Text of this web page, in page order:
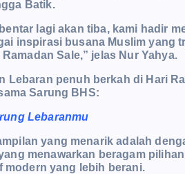
Batik.
lagi akan tiba, kami hadir
inspirasi busana Muslim yang
Sale,” jelas Nur Yahya.
Lebaran penuh berkah di Hari
Sarung BHS:
Lebaranmu
yang menarik adalah
menawarkan beragam
modern yang lebih berani.